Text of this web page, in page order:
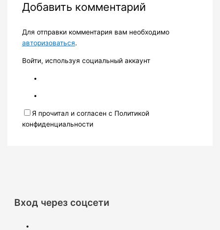
Добавить комментарий
Для отправки комментария вам необходимо
авторизоваться.
Войти, используя социальный аккаунт
Я прочитал и согласен с Политикой
конфиденциальности
Вход через соцсети